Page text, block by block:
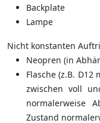
Backplate
Lampe
Nicht konstanten
Neopren (in
Flasche (z.B.
zwischen voll
normalerweise
Zustand